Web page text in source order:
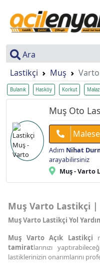
Ara
Lastikçi Muş Varto
Bulanık Hasköy Korkut
Muş Oto
Adım Nihat
arayabilirsiniz
Muş - Varto
Muş Varto Lastikçi |
Muş Varto Lastikçi Yol
Muş Varto Açık Lastikçi
tamiratlarınızı
lastiklerinizin onarımlarını